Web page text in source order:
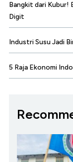
Bangkit dari Kubur!
Digit
Industri Susu Jadi
5 Raja Ekonomi